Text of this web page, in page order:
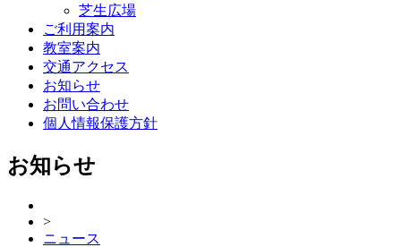
芝生広場
ご利用案内
教室案内
交通アクセス
お知らせ
お問い合わせ
個人情報保護方針
お知らせ
>
ニュース